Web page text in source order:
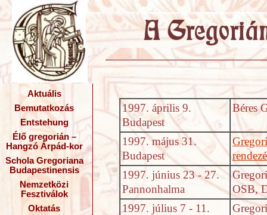
Aktuális
Bemutatkozás
Entstehung
Élő gregorián –
Hangzó Árpád-kor
Schola Gregoriana
Budapestinensis
Nemzetközi
Fesztiválok
Oktatás
1997. április 9.
Budapest
Béres
1997. május 31.
Budapest
1997. június 23 - 27.
Pannonhalma
OSB,
1997. július 7 - 11.